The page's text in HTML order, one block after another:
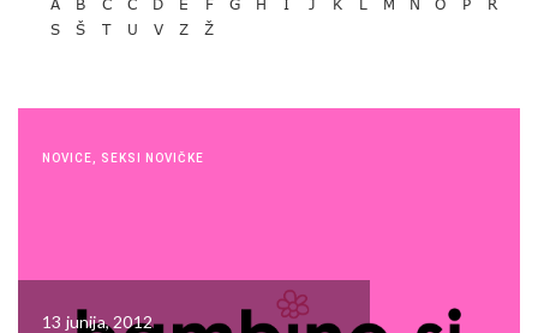
A B C Č D E F G H I J K L M N O P
R
S
Š T U V Z Ž
NOVICE SEKSI NOVIČKE
13 junija, 2012